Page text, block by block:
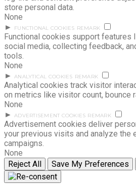
store personal data.
None
►
FUNCTIONAL COOKIES REMARK
Functional cookies support features
social media, collecting feedback,
tools.
None
► ANALYTICAL COOKIES REMARK
Analytical cookies track visitor
on metrics like visitor count, bounce
None
► ADVERTISEMENT COOKIES REMARK
Advertisement cookies deliver
your previous visits and analyze the
campaigns.
None
Reject All
Save My Preferences